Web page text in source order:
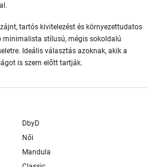
tartós kivitelezést és környezettudatos
minimalista stílusú, mégis sokoldalú
Ideális választás azoknak, akik a
is szem előtt tartják.
DbyD
Női
Mandula